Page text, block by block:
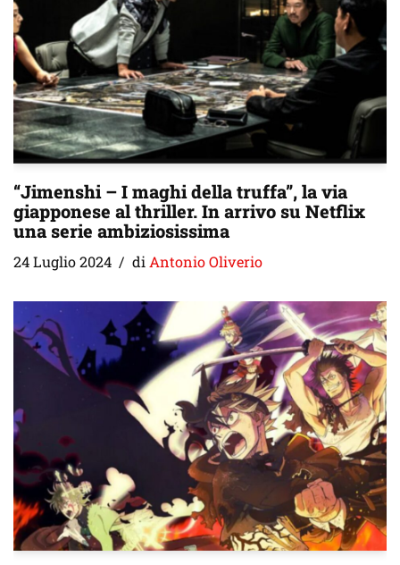
“Jimenshi – I maghi della truffa”, la via
giapponese al thriller. In arrivo su Netflix
una serie ambiziosissima
24 Luglio 2024 di Antonio Oliverio